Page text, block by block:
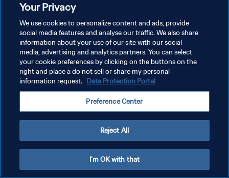
プライバシーポリシー
サービス利用規約
Your Privacy
We use cookies to personalize content and ads, provide
social media features and analyse our traffic. We also share
information about your use of our site with our social
media, advertising and analytics partners. You can select
your cookie preferences by clicking on the buttons on the
right and place a do not sell or share my personal
information request. Data Protection Portal
Preference Center
Reject All
I'm OK with that